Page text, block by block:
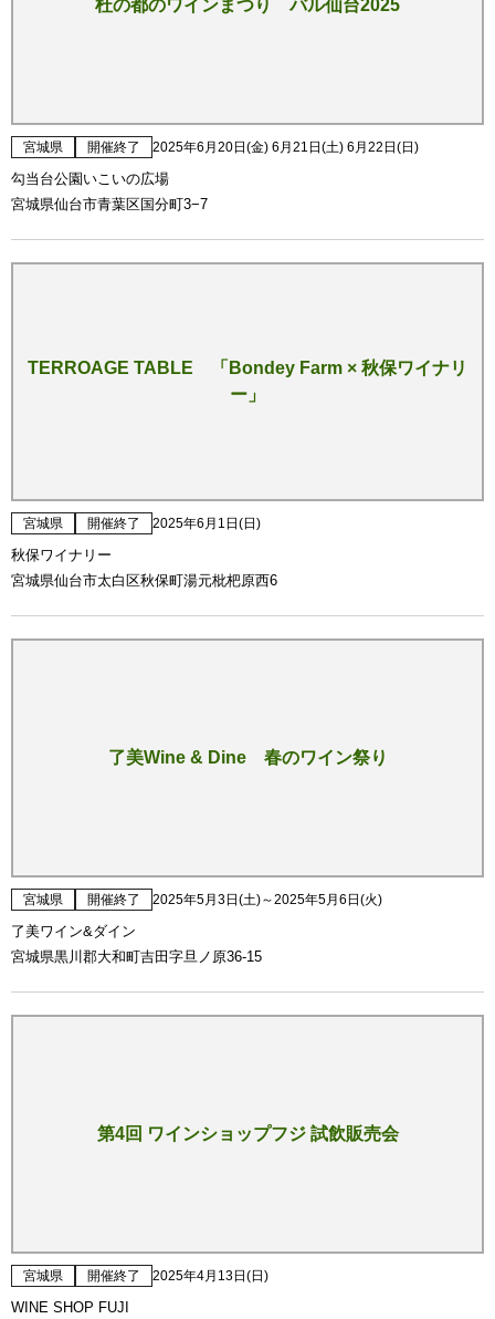
杜の都のワインまつり バル仙台2025
宮城県 開催終了 2025年6月20日(金) 6月21日(土) 6月22日(日)
勾当台公園いこいの広場
宮城県仙台市青葉区国分町3−7
TERROAGE TABLE 「Bondey Farm × 秋保ワイナリ
ー」
宮城県 開催終了 2025年6月1日(日)
秋保ワイナリー
宮城県仙台市太白区秋保町湯元枇杷原西6
了美Wine & Dine 春のワイン祭り
宮城県 開催終了 2025年5月3日(土)～2025年5月6日(火)
了美ワイン&ダイン
宮城県黒川郡大和町吉田字旦ノ原36-15
第4回 ワインショップフジ 試飲販売会
宮城県 開催終了 2025年4月13日(日)
WINE SHOP FUJI